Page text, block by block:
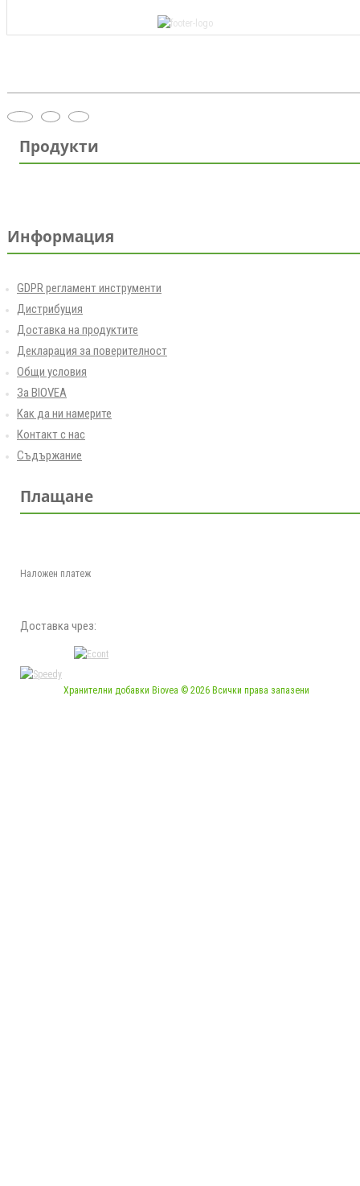
Продукти
Информация
GDPR регламент инструменти
Дистрибуция
Доставка на продуктите
Декларация за поверителност
Общи условия
За BIOVEA
Как да ни намерите
Контакт с нас
Съдържание
Плащане
Наложен платеж
Доставка чрез:
Хранителни добавки Biovea © 2026 Всички права запазени